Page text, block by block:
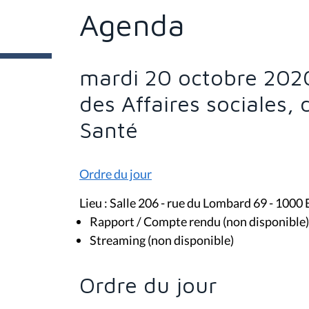
e
s
Agenda
mardi 20 octobre
des Affaires sociales,
Santé
Ordre du jour
Lieu : Salle 206 - rue du Lombard 69 - 1000
Rapport / Compte rendu (non disponible)
Streaming (non disponible)
Ordre du jour